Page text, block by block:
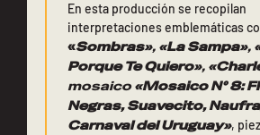
En esta producción se recopilan
interpretaciones emblemáticas
«Sombras», «La Sampa»,
Porque Te Quiero»,
mosaico«Mosaico N° 8:
Negras, Suavecito,
Carnaval del Uruguay»,